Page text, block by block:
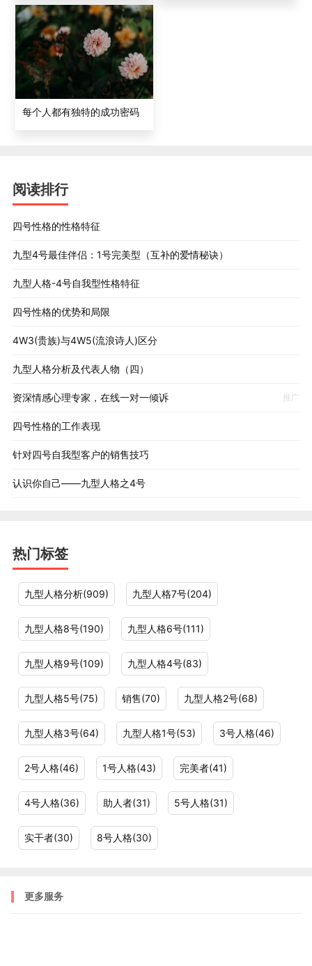
美而独特的表演风格使他成为影 坛最具影响力的人物之
一。马龙•白兰度从小就是一个顽皮好动、性格倔强的人，
曾经被好几所 学校开除。为此，他的父亲四处奔波为他寻
找以后的出路，但是最终他自己选择去了纽约,进入专 门的
戏剧学校攻读表演艺术。白兰度在表演领域充分发挥了他
的独特风格，于1944年演出了他 的第一部舞台剧《我记得
了流氓无产者斯坦利的形象,出色的表演使他获得他的第一
次奥斯卡奖提名。后来又先后出演 了《柴巴达万岁》《恺
撒大帝》《码头风云》，这几部影片奠定了他在美国影坛
常规,在影坛辉煌了十年。此后，他又凭借《萨巴达》《朱
利斯 •恺撒》和《狂野的人》而获得三次奥斯卡奖提名。
兰度把老一代教父维多•柯利昂演绎得出神入化，入木三
分，充分展现他惊人的才华， 为此他获得了奥斯卡最佳男
马龙•白兰度的一生出演了大量的影片，早期风格比较统
一，饰演的都是硬朗、不羁、放荡，游 离于主流群体之
影迷们创造了一个又一个的经典荧幕形象。
除此以外，典型的第四类型代表人物还有许多,像英国著名
每个人都有独特的成功密码
阅读排行
四号性格的性格特征
九型4号最佳伴侣：1号完美型（互补的爱情秘诀）
九型人格-4号自我型性格特征
四号性格的优势和局限
4W3(贵族)与4W5(流浪诗人)区分
九型人格分析及代表人物（四）
资深情感心理专家，在线一对一倾诉 推广
四号性格的工作表现
针对四号自我型客户的销售技巧
认识你自己——九型人格之4号
热门标签
九型人格分析(909) 九型人格7号(204)
九型人格8号(190) 九型人格6号(111)
九型人格9号(109) 九型人格4号(83)
九型人格5号(75) 销售(70) 九型人格2号(68)
九型人格3号(64) 九型人格1号(53) 3号人格(46)
2号人格(46) 1号人格(43) 完美者(41)
4号人格(36) 助人者(31) 5号人格(31)
实干者(30) 8号人格(30)
更多服务